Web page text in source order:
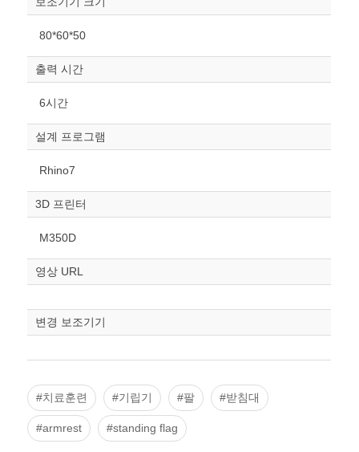
조정“ 버튼을 눌러주세요.
너비
높이
mm
폭
mm
스케일
80*60*50
출력 시간
6시간
설계 프로그램
Rhino7
3D 프린터
M350D
영상 URL
변경 보조기기
#치료훈련 #기립기 #팔 #받침대
#armrest #standing flag